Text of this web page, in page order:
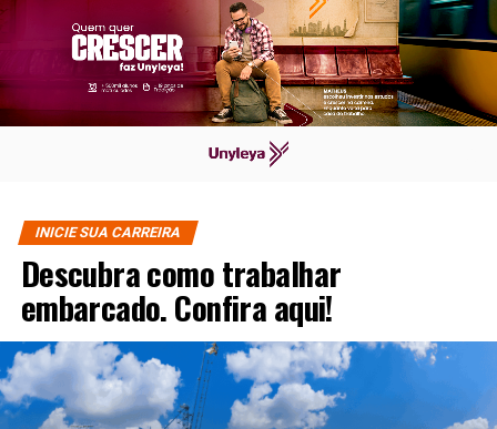
INICIE SUA CARREIRA
Descubra como trabalhar
embarcado. Confira aqui!